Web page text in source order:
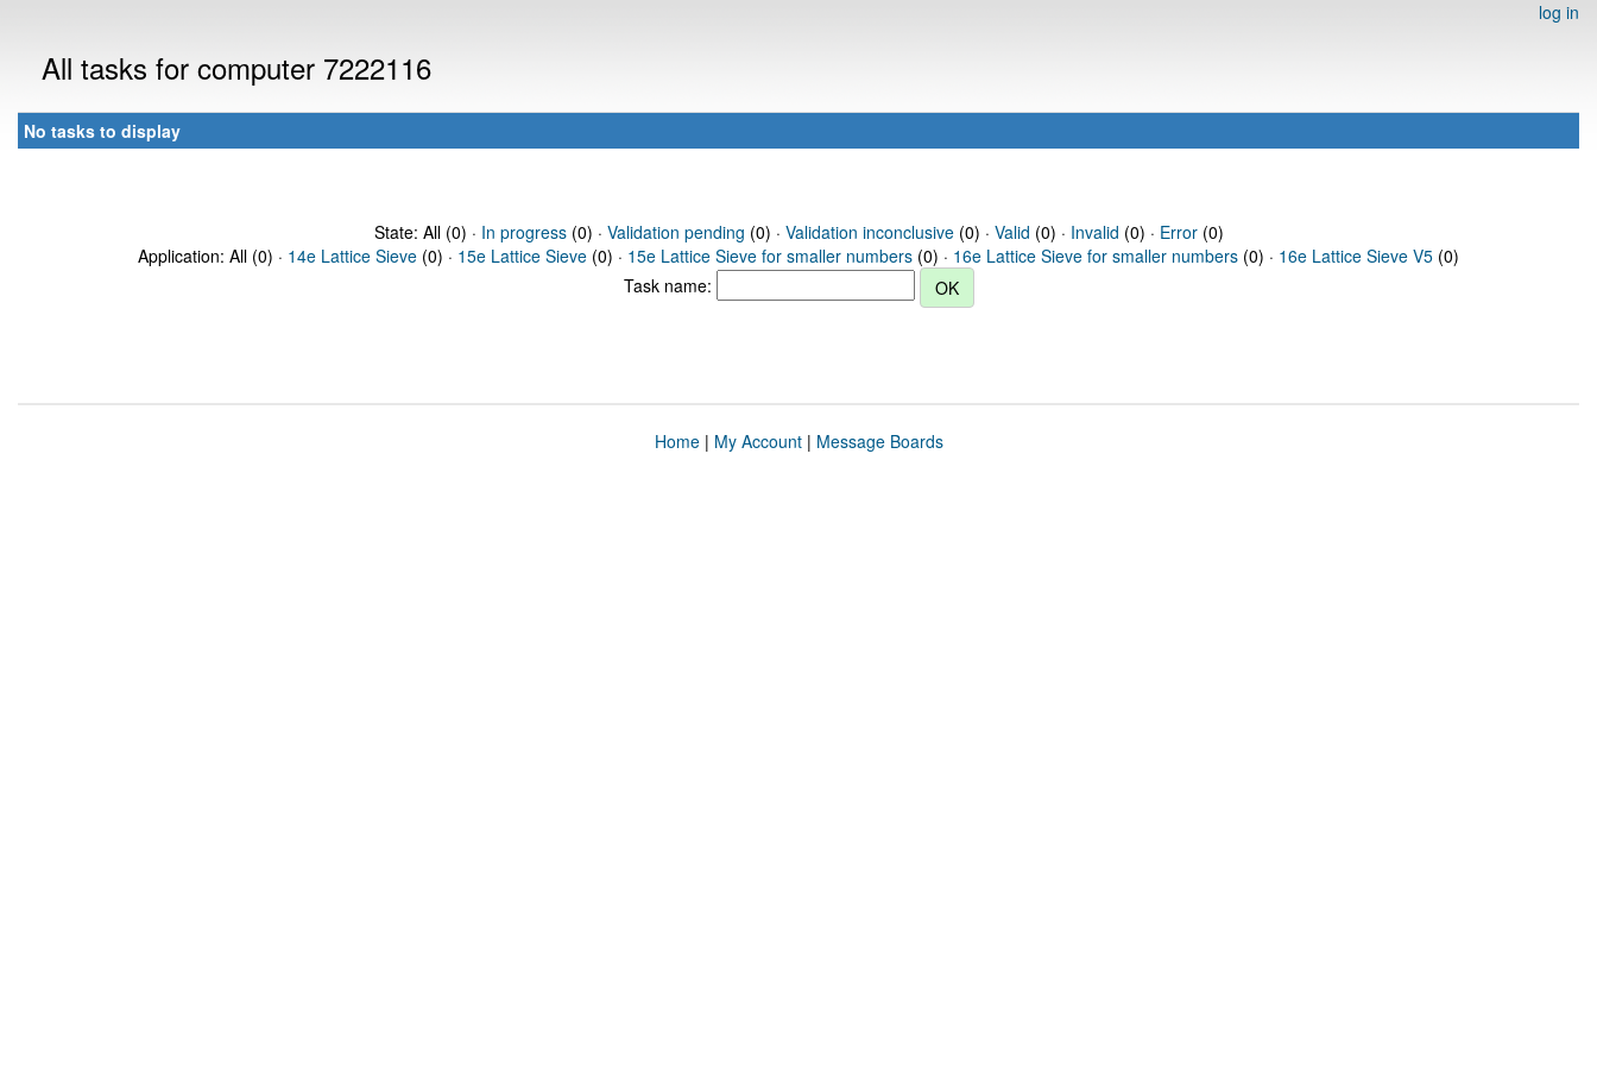
log in
All tasks for computer 7222116
No tasks to display
State: All (0) · In progress(0) · Validation pending (0) · Validation inconclusive(0) · Valid (0) · Invalid (0) · Error(0)
Application: All (0) · 14e Lattice Sieve (0) · 15e Lattice Sieve (0) · 15e Lattice Sieve for smaller numbers (0) · 16e Lattice Sieve for smaller numbers (0) · 16e Lattice Sieve V5 (0)
Task name:
Home| My Account| Message Boards